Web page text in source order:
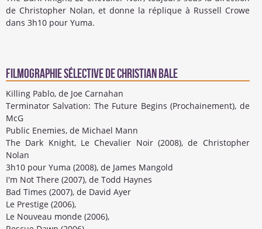
de Christopher Nolan, et donne la réplique à Russell Crowe
dans 3h10 pour Yuma.
Filmographie sélective de Christian Bale
Killing Pablo, de Joe Carnahan
Terminator Salvation: The Future Begins (Prochainement), de
McG
Public Enemies, de Michael Mann
The Dark Knight, Le Chevalier Noir (2008), de Christopher
Nolan
3h10 pour Yuma (2008), de James Mangold
I'm Not There (2007), de Todd Haynes
Bad Times (2007), de David Ayer
Le Prestige (2006),
Le Nouveau monde (2006),